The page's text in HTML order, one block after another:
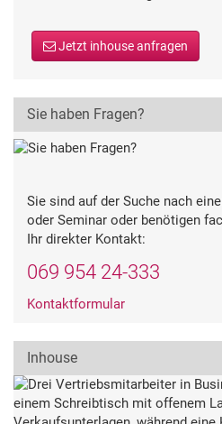
Jetzt inhouse anfragen
Sie haben Fragen?
Sie sind auf der Suche nach
oder Seminar oder benötigen
Ihr direkter Kontakt:
069 954 24-333
Kontaktformular
Inhouse